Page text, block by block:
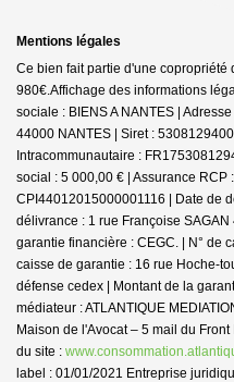
Mentions légales
Ce bien fait partie d'une copropriété
980€.Affichage des informations
sociale : BIENS A NANTES |
44000 NANTES | Siret :
Intracommunautaire :
social : 5 000,00 € | Assurance RCP
CPI44012015000001116 | Date de
délivrance : 1 rue Françoise
garantie financière : CEGC. | N° de
caisse de garantie : 16 rue Hoche-
défense cedex | Montant de la
médiateur : ATLANTIQUE
Maison de l'Avocat – 5 mail du
du site :
label : 01/01/2021 Entreprise